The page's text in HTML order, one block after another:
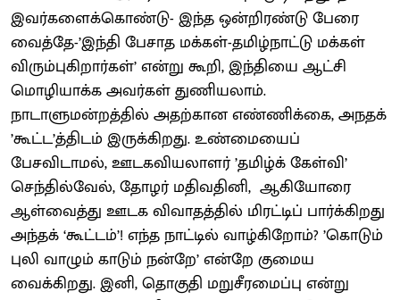
இவர்களைக்கொண்டு- இந்த ஒன்றிரண்டு பேரை
வைத்தே-’இந்தி பேசாத மக்கள்-தமிழ்நாட்டு மக்கள்
விரும்புகிறார்கள்’ என்று கூறி, இந்தியை ஆட்சி
மொழியாக்க அவர்கள் துணியலாம்.
நாடாளுமன்றத்தில் அதற்கான எண்ணிக்கை, அநதக்
’கூட்ட’த்திடம் இருக்கிறது. உண்மையைப்
பேசவிடாமல், ஊடகவியலாளர் ’தமிழ்க் கேள்வி’
செந்தில்வேல், தோழர் மதிவதினி, ஆகியோரை
ஆள்வைத்து ஊடக விவாதத்தில் மிரட்டிப் பார்க்கிறது
அந்தக் ‘கூட்டம்’! எந்த நாட்டில் வாழ்கிறோம்? ’கொடும்
புலி வாழும் காடும் நன்றே’ என்றே குமைய
வைக்கிறது. இனி, தொகுதி மறுசீரமைப்பு என்று